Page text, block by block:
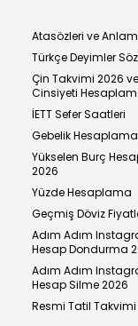
Atasözleri ve
Türkçe Deyimler
Çin Takvimi 2026
Cinsiyeti
İETT Sefer Saatleri
Gebelik Hesaplama
Yükselen Burç
2026
Yüzde Hesaplama
Geçmiş Döviz
Adım Adım
Hesap Dondurma
Adım Adım
Hesap Silme 2026
Resmi Tatil Takvimi